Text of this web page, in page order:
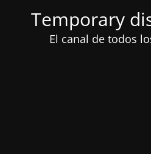
Temporary
El canal de todos